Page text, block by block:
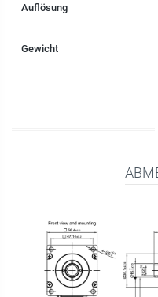
Auflösung
Gewicht